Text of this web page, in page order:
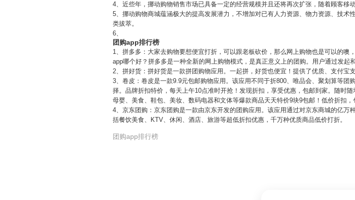
4、近些年，挪动购物销售市场已具备一定的经营规模并且还将再次扩张，随着顾客移
5、挪动购物商城蕴涵极大的提高发展潜力，不增加对已有人力资源、物力资源、技术
类拔萃。
6、
团购app排行榜
1、拼多多：大家去购物要想便宜打折，可以跟老板砍价，那么网上购物也是可以的
app哪个好？拼多多是一种全新的网上购物模式，是真正意义上的团购。用户通过发起
2、拼好货：拼好货是一款拼团购物应用。一起拼，好货也便宜！提供了优质、支付宝
3、卷皮：卷皮是一款9.9元包邮购物应用。该应用不同于折800、唯品会、聚划算等
择。品牌折扣特价，每天上午10点准时开抢！发现折扣，享受优惠，包邮到家。随时
母婴、美食、鞋包、美妆、数码电器和文体等爆款商品天天特价9块9包邮！低价折扣，
4、京东团购：京东团购是一款由京东开发的团购应用。该应用通过对京东商城的亿
括餐饮美食、KTV、休闲、酒店、旅游等超低折扣优惠，千万种优质商品低价打折。
团购app排行榜